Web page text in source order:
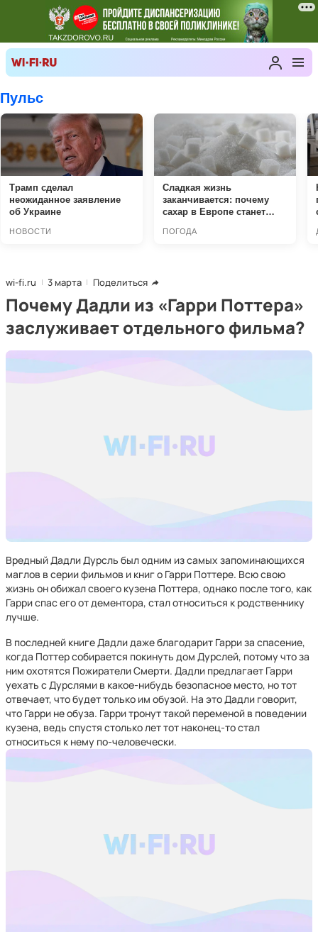
wi-fi.ru 3 марта Поделиться
Почему Дадли из «Гарри Поттера»
заслуживает отдельного фильма?
Вредный Дадли Дурсль был одним из самых запоминающихся
маглов в серии фильмов и книг о Гарри Поттере. Всю свою
жизнь он обижал своего кузена Поттера, однако после того, как
Гарри спас его от дементора, стал относиться к родственнику
лучше.
В последней книге Дадли даже благодарит Гарри за спасение,
когда Поттер собирается покинуть дом Дурслей, потому что за
ним охотятся Пожиратели Смерти. Дадли предлагает Гарри
уехать с Дурслями в какое-нибудь безопасное место, но тот
отвечает, что будет только им обузой. На это Дадли говорит,
что Гарри не обуза. Гарри тронут такой переменой в поведении
кузена, ведь спустя столько лет тот наконец-то стал
относиться к нему по-человечески.